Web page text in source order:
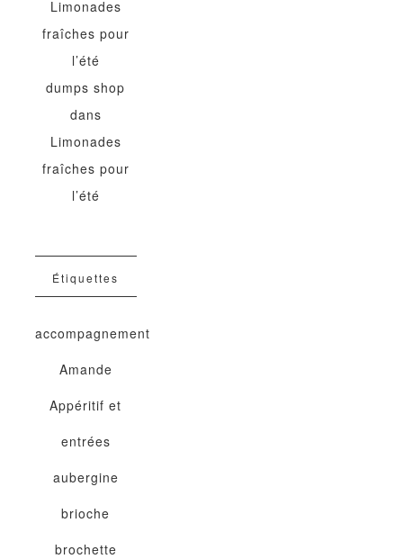
Limonades
fraîches pour
l’été
dumps shop
dans
Limonades
fraîches pour
l’été
Étiquettes
accompagnement
Amande
Appéritif et
entrées
aubergine
brioche
brochette